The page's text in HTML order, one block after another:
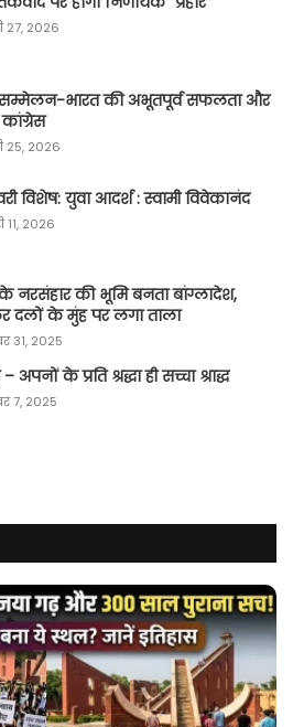
27, 2026
भारत की अभूतपूर्व सफलता और
25, 2026
विशेष: युवा आदर्श : स्वामी विवेकानंद
11, 2026
नरसंहार की भूमि बनता बांग्लादेश,
दलों के मुंह पर लगा ताला
31, 2025
अपनों के प्रति श्रद्धा ही सच्चा श्राद्ध
7, 2025